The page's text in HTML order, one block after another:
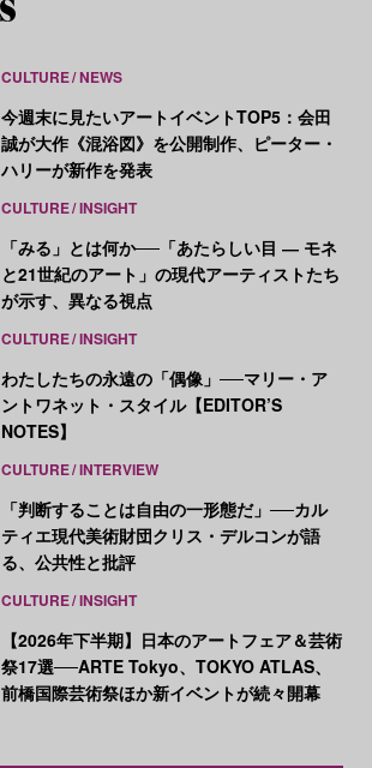
CULTURE NEWS
今週末に見たいアートイベントTOP5：会田
誠が大作《混浴図》を公開制作、ピーター・
ハリーが新作を発表
CULTURE INSIGHT
「みる」とは何か──「あたらしい目 ― モネ
と21世紀のアート」の現代アーティストたち
が示す、異なる視点
CULTURE INSIGHT
わたしたちの永遠の「偶像」──マリー・ア
ントワネット・スタイル【EDITOR’S
NOTES】
CULTURE INTERVIEW
「判断することは自由の一形態だ」──カル
ティエ現代美術財団クリス・デルコンが語
る、公共性と批評
CULTURE INSIGHT
【2026年下半期】日本のアートフェア＆芸術
祭17選──ARTE Tokyo、TOKYO ATLAS、
前橋国際芸術祭ほか新イベントが続々開幕